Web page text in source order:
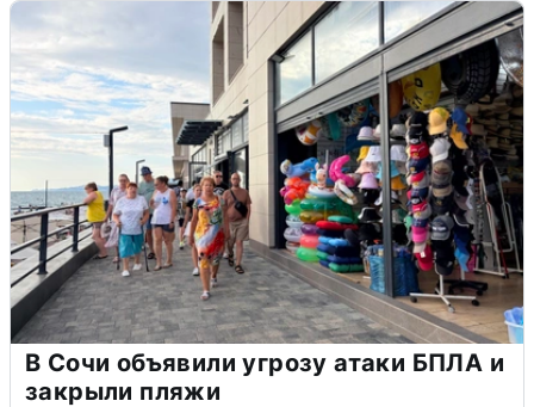
В Сочи объявили угрозу атаки БПЛА и
закрыли пляжи